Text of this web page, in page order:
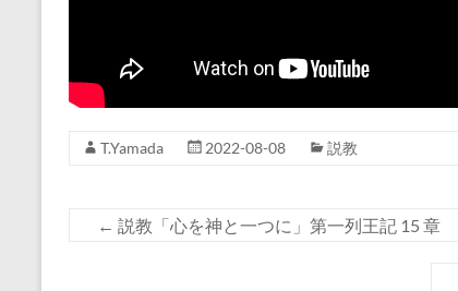
T.Yamada 2022-08-08 説教
← 説教「心を神と一つに」第一列王記 15 章